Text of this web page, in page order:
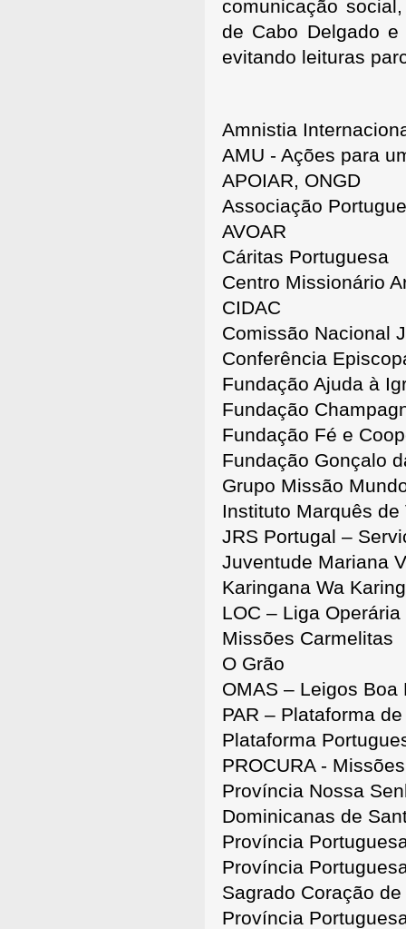
comunicação
de Cabo Delgado
evitando leituras
Amnistia
AMU - Ações para
APOIAR, ONGD
Associação
AVOAR
Cáritas Portuguesa
Centro Missionário
CIDAC
Comissão Nacional
Conferência
Fundação Ajuda à
Fundação
Fundação Fé e
Fundação Gonçalo
Grupo Missão
Instituto Marquês de
JRS Portugal –
Juventude Mariana
Karingana Wa
LOC – Liga
Missões Carmelitas
O Grão
OMAS – Leigos Boa
PAR – Plataforma
Plataforma
PROCURA -
Província Nossa
Dominicanas de
Província
Província
Sagrado Coração
Província